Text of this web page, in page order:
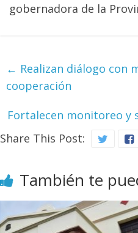
gobernadora de la
← Realizan diálogo con
cooperación
Fortalecen monitoreo y
Share This Post:
También te